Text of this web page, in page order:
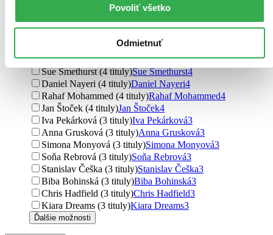
Povoliť všetko
Odmietnuť
Petr Hacala (5 titulov)Petr Hacala
Luboš Hacala (5 titulov)Luboš Hacala5
Redi Tlhabi (4 tituly)Redi Tlhabi
Peter Kijaba (4 tituly)Peter Kijaba4
Sue Smethurst (4 tituly)Sue Smethurst4
Daniel Nayeri (4 tituly)Daniel Nayeri4
Rahaf Mohammed (4 tituly)Rahaf Mohammed4
Jan Štoček (4 tituly)Jan Štoček4
Iva Pekárková (3 tituly)Iva Pekárková3
Anna Grusková (3 tituly)Anna Grusková3
Simona Monyová (3 tituly)Simona Monyová3
Soňa Rebrová (3 tituly)Soňa Rebrová3
Stanislav Češka (3 tituly)Stanislav Češka3
Biba Bohinská (3 tituly)Biba Bohinská3
Chris Hadfield (3 tituly)Chris Hadfield3
Kiara Dreams (3 tituly)Kiara Dreams3
Ďalšie možnosti